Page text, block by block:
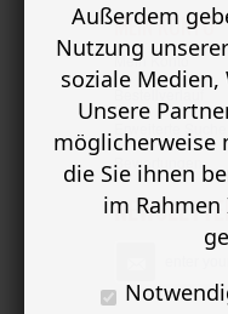
MEIN KONTO
Mein Konto
Bestellverlauf
Bewertungen
Außerdem
Nutzung
soziale
Unsere
möglicherweise
die Sie ihnen
im